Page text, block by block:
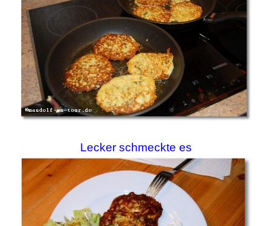
Lecker schmeckte es